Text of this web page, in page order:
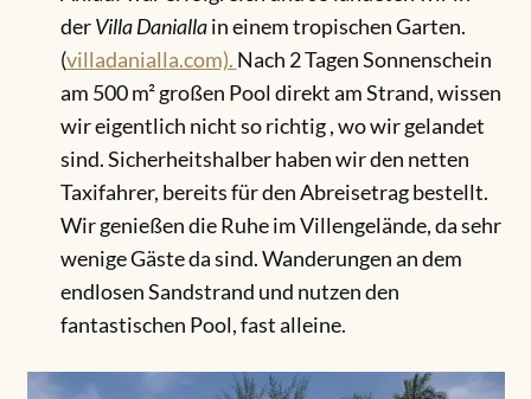
derVilla Daniallain einem tropischen Garten.
(villadanialla.com). Nach 2 Tagen Sonnenschein
am 500 m² großen Pool direkt am Strand, wissen
wir eigentlich nicht so richtig , wo wir gelandet
sind. Sicherheitshalber haben wir den netten
Taxifahrer, bereits für den Abreisetrag bestellt.
Wir genießen die Ruhe im Villengelände, da sehr
wenige Gäste da sind. Wanderungen an dem
endlosen Sandstrand und nutzen den
fantastischen Pool, fast alleine.